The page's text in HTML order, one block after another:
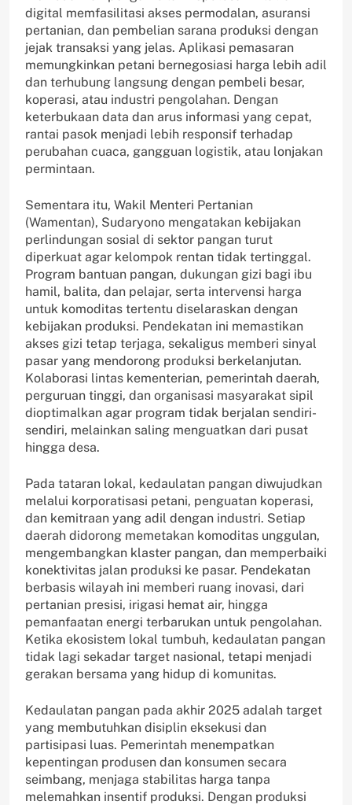
digital memfasilitasi akses permodalan, asuransi
pertanian, dan pembelian sarana produksi dengan
jejak transaksi yang jelas. Aplikasi pemasaran
memungkinkan petani bernegosiasi harga lebih adil
dan terhubung langsung dengan pembeli besar,
koperasi, atau industri pengolahan. Dengan
keterbukaan data dan arus informasi yang cepat,
rantai pasok menjadi lebih responsif terhadap
perubahan cuaca, gangguan logistik, atau lonjakan
permintaan.
Sementara itu, Wakil Menteri Pertanian
(Wamentan), Sudaryono mengatakan kebijakan
perlindungan sosial di sektor pangan turut
diperkuat agar kelompok rentan tidak tertinggal.
Program bantuan pangan, dukungan gizi bagi ibu
hamil, balita, dan pelajar, serta intervensi harga
untuk komoditas tertentu diselaraskan dengan
kebijakan produksi. Pendekatan ini memastikan
akses gizi tetap terjaga, sekaligus memberi sinyal
pasar yang mendorong produksi berkelanjutan.
Kolaborasi lintas kementerian, pemerintah daerah,
perguruan tinggi, dan organisasi masyarakat sipil
dioptimalkan agar program tidak berjalan sendiri-
sendiri, melainkan saling menguatkan dari pusat
hingga desa.
Pada tataran lokal, kedaulatan pangan diwujudkan
melalui korporatisasi petani, penguatan koperasi,
dan kemitraan yang adil dengan industri. Setiap
daerah didorong memetakan komoditas unggulan,
mengembangkan klaster pangan, dan memperbaiki
konektivitas jalan produksi ke pasar. Pendekatan
berbasis wilayah ini memberi ruang inovasi, dari
pertanian presisi, irigasi hemat air, hingga
pemanfaatan energi terbarukan untuk pengolahan.
Ketika ekosistem lokal tumbuh, kedaulatan pangan
tidak lagi sekadar target nasional, tetapi menjadi
gerakan bersama yang hidup di komunitas.
Kedaulatan pangan pada akhir 2025 adalah target
yang membutuhkan disiplin eksekusi dan
partisipasi luas. Pemerintah menempatkan
kepentingan produsen dan konsumen secara
seimbang, menjaga stabilitas harga tanpa
melemahkan insentif produksi. Dengan produksi